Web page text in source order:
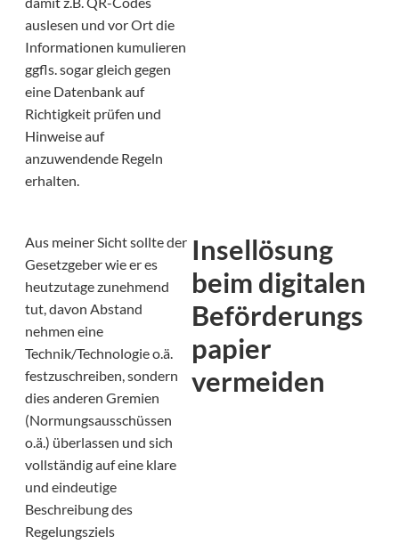
auslesen und vor Ort die
Informationen kumulieren
ggfls. sogar gleich gegen
eine Datenbank auf
Richtigkeit prüfen und
Hinweise auf
anzuwendende Regeln
erhalten.
Aus meiner Sicht sollte der
Gesetzgeber wie er es
heutzutage zunehmend
tut, davon Abstand
nehmen eine
Technik/Technologie o.ä.
festzuschreiben, sondern
dies anderen Gremien
(Normungsausschüssen
o.ä.) überlassen und sich
vollständig auf eine klare
und eindeutige
Beschreibung des
Regelungsziels
Insellösung
beim digitalen
Beförderungs
papier
vermeiden